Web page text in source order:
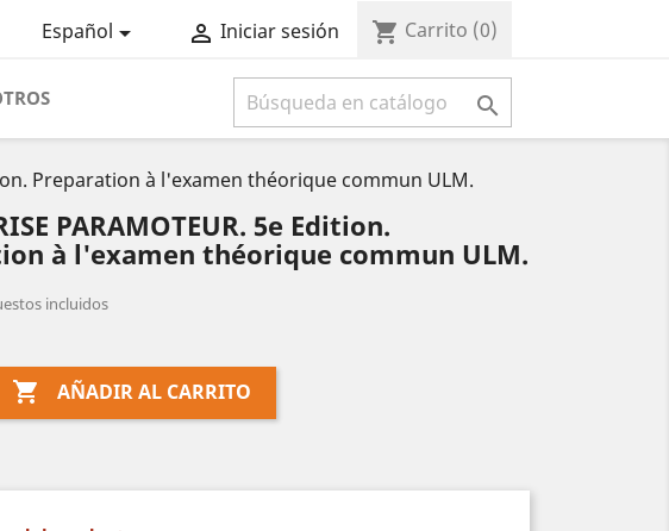
Español  Iniciar sesión shopping_cart Carrito (0)

Preparation à l'examen théorique commun ULM.
PARAMOTEUR. 5e Edition.
à l'examen théorique commun ULM.
incluidos
 AÑADIR AL CARRITO